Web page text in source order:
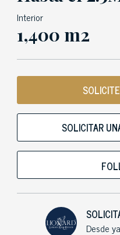
Interior
1,400 m2
SOLICITAR
Desde